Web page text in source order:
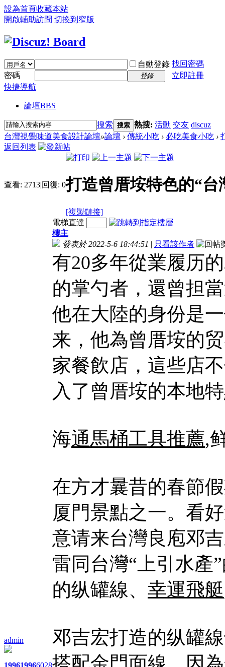
設為首頁收藏本站
開啟輔助訪問 切換到窄版
自動登錄 找回密碼
密碼
登錄
立即註冊
快捷導航
論壇BBS
搜索 搜索 熱搜: 活動 交友 discuz
台灣視覺味道美食設計論壇»論壇 › 傳統小吃 › 必吃美食小吃 ›
返回列表
查看: 2713|回復: 0打造曾厝垵特色的“台
[複製鏈接]
admin
199619966028
電梯直達
樓主
發表於 2022-5-6 18:44:51 | 只看該作者
有20多年從業履历
的掌勺者，還曾担
他在大陸的身份是
来，他為曾厝垵的
家餐飲店，這些店
入了曾厝垵的本地
海通馬桶工具推薦,
在方才曩昔的春節
厦門景點之一。看
意请来台灣良庖邓
雷同台灣“上引水產
的纵罐線、 幸運飛艇
邓吉宏打造的纵罐